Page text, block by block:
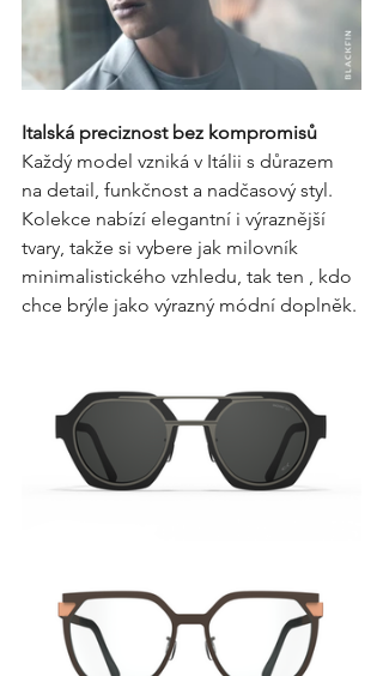
Italská preciznost bez kompromisů
Každý model vzniká v Itálii s důrazem
na detail, funkčnost a nadčasový styl.
Kolekce nabízí elegantní i výraznější
tvary, takže si vybere jak milovník
minimalistického vzhledu, tak ten , kdo
chce brýle jako výrazný módní doplněk.